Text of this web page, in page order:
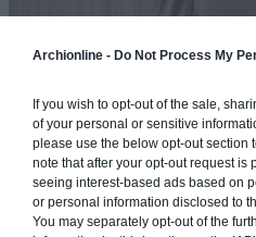
Archionline - Do Not Process My
If you wish to opt-out of the sale,
of your personal or sensitive
please use the below opt-out section
note that after your opt-out request is
seeing interest-based ads based on
or personal information disclosed to
You may separately opt-out of the
L’ARCHITECTURE
L’ORIENTATION DU
L’orientation d’un bâtiment
l’efficacité de sa
conception, les architectes